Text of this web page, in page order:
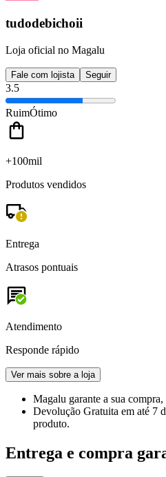
tudodebichoii
Loja oficial no Magalu
Fale com lojista Seguir
3.5
RuimÓtimo
+100mil
Produtos vendidos
Entrega
Atrasos pontuais
Atendimento
Responde rápido
Ver mais sobre a loja
Magalu garante a sua
Devolução Gratuita em até 7
produto.
Entrega e compra